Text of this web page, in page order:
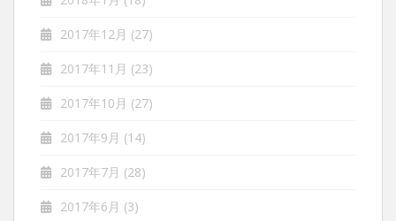
2017年12月 (27)
2017年11月 (23)
2017年10月 (27)
2017年9月 (14)
2017年7月 (28)
2017年6月 (3)